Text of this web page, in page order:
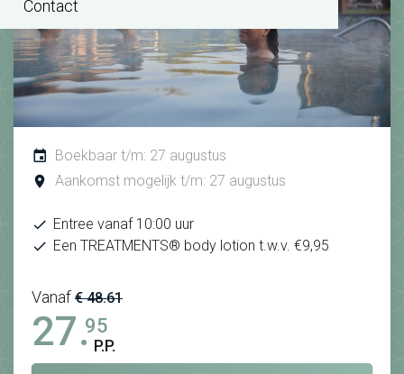
Contact
Boekbaar t/m: 27 augustus
Aankomst mogelijk t/m: 27 augustus
Entree vanaf 10:00 uur
Een TREATMENTS® body lotion t.w.v. €9,95
Vanaf € 48.61
27.95
P.P.